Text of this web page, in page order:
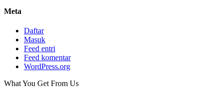
Meta
Daftar
Masuk
Feed entri
Feed komentar
WordPress.org
What You Get From Us